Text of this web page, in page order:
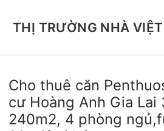
THỊ TRƯỜNG NHÀ VIỆT
Cho thuê căn
cư Hoàng Anh Gia Lai
240m2, 4 phòng